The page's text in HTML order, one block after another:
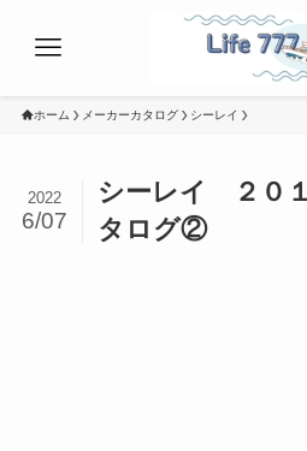
ホーム メーカーカタログ シーレイ
シーレイ ２０
タログ②
2022
6/07